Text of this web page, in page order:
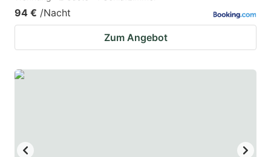
94 € /Nacht
Zum Angebot